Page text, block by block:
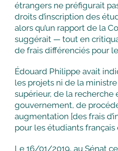
étrangers ne préfigurait
droits d’inscription des
alors qu’un rapport de la
suggérait — tout en
de frais différenciés pour
Édouard Philippe avait
les projets ni de la
supérieur, de la recherche
gouvernement, de
augmentation [des frais
pour les étudiants français
Le 16/01/2019, au Sénat